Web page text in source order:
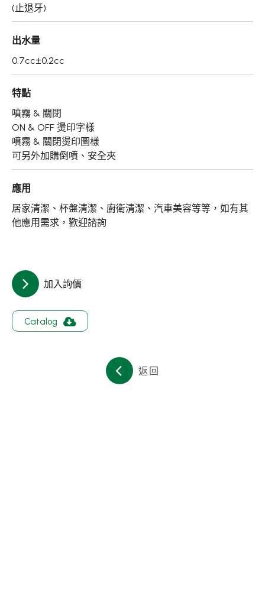
(止退牙)
出水量
0.7cc±0.2cc
特點
噴霧 & 關閉
ON & OFF 燙印字樣
噴霧 & 關閉燙印圖樣
可另外加購倒噴、安全夾
應用
居家清潔、杯盤清潔、廚衛清潔、汽車美容等等，如有其
他應用需求，歡迎諮詢
加入詢價
Catalog
返回
OEM/ODM服務
應用領域
新聞中心
關於集泉
聯絡我們